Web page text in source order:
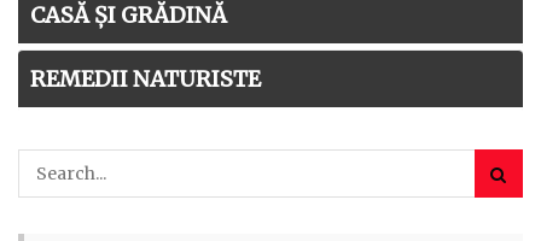
CASĂ ȘI GRĂDINĂ
REMEDII NATURISTE